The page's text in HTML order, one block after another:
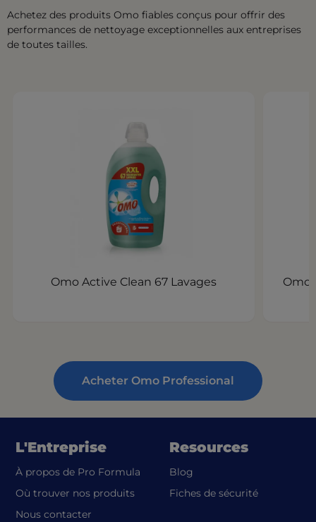
Achetez des produits Omo fiables conçus pour offrir des
performances de nettoyage exceptionnelles aux entreprises
de toutes tailles.
Omo Active Clean 67 Lavages Omo
Acheter Omo Professional
L'Entreprise
À propos de Pro Formula
Où trouver nos produits
Nous contacter
Resources
Blog
Fiches de sécurité(opens in a